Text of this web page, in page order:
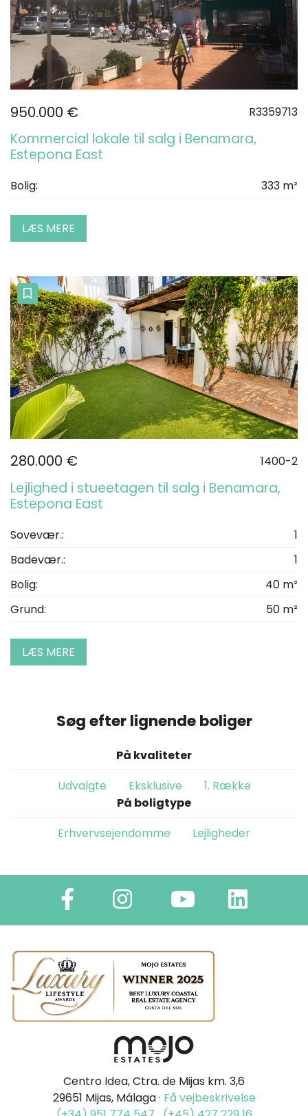
950.000 € R3359713
Kommercial lokale til salg i Benamara,
Estepona East
Bolig: 333 m²
LÆS MERE
280.000 € 1400-2
Lejlighed i stueetagen til salg i Benamara,
Estepona East
Sovevær.:
1
Badevær.:
1
Bolig:
40 m²
Grund:
50 m²
LÆS MERE
Søg efter lignende boliger
På kvaliteter
Udvalgte
Eksklusive
1. Række
På boligtype
Erhvervsejendomme
Lejligheder
Centro Idea, Ctra. de Mijas km. 3,6
29651 Mijas, Málaga · Få vejbeskrivelse